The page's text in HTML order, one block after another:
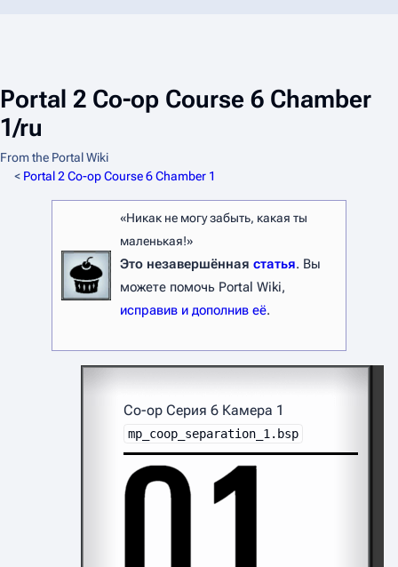
Portal 2 Co-op Course 6 Chamber
1/ru
From the Portal Wiki
< Portal 2 Co-op Course 6 Chamber 1
«Никак не могу забыть, какая ты
маленькая!»
Это незавершённая статья. Вы
можете помочь Portal Wiki,
исправив и дополнив её.
Co-op Серия 6 Камера 1
mp_coop_separation_1.bsp